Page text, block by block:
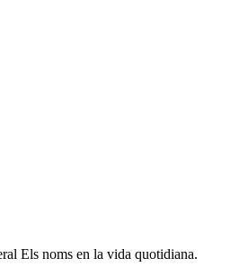
Els noms en la vida quotidiana.